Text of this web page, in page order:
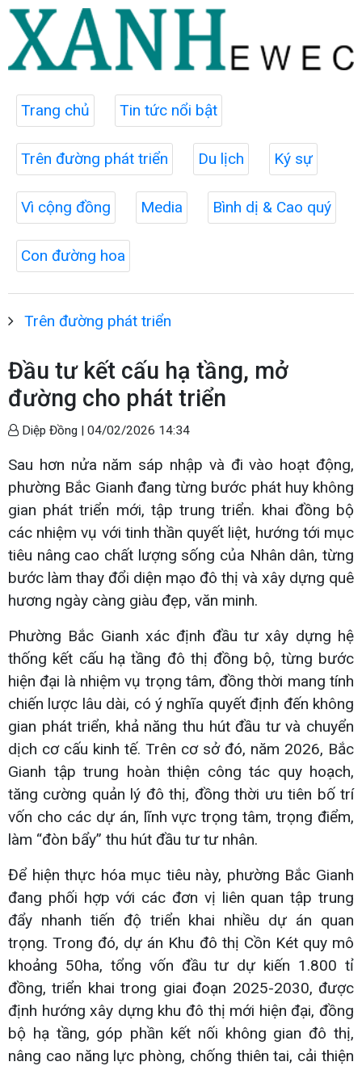
Trang chủ Tin tức nổi bật
Trên đường phát triển Du lịch Ký sự
Vì cộng đồng Media Bình dị & Cao quý
Con đường hoa
Trên đường phát triển
Đầu tư kết cấu hạ tầng, mở
đường cho phát triển
Diệp Đồng | 04/02/2026 14:34
Sau hơn nửa năm sáp nhập và đi vào hoạt động,
phường Bắc Gianh đang từng bước phát huy không
gian phát triển mới, tập trung triển. khai đồng bộ
các nhiệm vụ với tinh thần quyết liệt, hướng tới mục
tiêu nâng cao chất lượng sống của Nhân dân, từng
bước làm thay đổi diện mạo đô thị và xây dựng quê
hương ngày càng giàu đẹp, văn minh.
Phường Bắc Gianh xác định đầu tư xây dựng hệ
thống kết cấu hạ tầng đô thị đồng bộ, từng bước
hiện đại là nhiệm vụ trọng tâm, đồng thời mang tính
chiến lược lâu dài, có ý nghĩa quyết định đến không
gian phát triển, khả năng thu hút đầu tư và chuyển
dịch cơ cấu kinh tế. Trên cơ sở đó, năm 2026, Bắc
Gianh tập trung hoàn thiện công tác quy hoạch,
tăng cường quản lý đô thị, đồng thời ưu tiên bố trí
vốn cho các dự án, lĩnh vực trọng tâm, trọng điểm,
làm “đòn bẩy” thu hút đầu tư tư nhân.
Để hiện thực hóa mục tiêu này, phường Bắc Gianh
đang phối hợp với các đơn vị liên quan tập trung
đẩy nhanh tiến độ triển khai nhiều dự án quan
trọng. Trong đó, dự án Khu đô thị Cồn Két quy mô
khoảng 50ha, tổng vốn đầu tư dự kiến 1.800 tỉ
đồng, triển khai trong giai đoạn 2025-2030, được
định hướng xây dựng khu đô thị mới hiện đại, đồng
bộ hạ tầng, góp phần kết nối không gian đô thị,
nâng cao năng lực phòng, chống thiên tai, cải thiện